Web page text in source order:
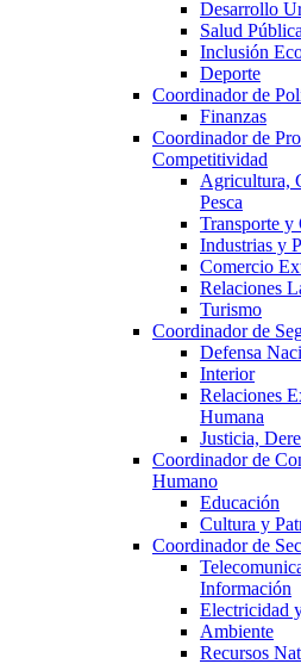
Desarrollo
Salud Pública
Inclusión
Deporte
Coordinador de
Finanzas
Coordinador de
Competitividad
Agricultura,
Pesca
Transporte y
Industrias y
Comercio
Relaciones
Turismo
Coordinador de
Defensa
Interior
Relaciones
Humana
Justicia,
Coordinador de
Humano
Educación
Cultura y
Coordinador de
Información
Electricidad
Ambiente
Recursos